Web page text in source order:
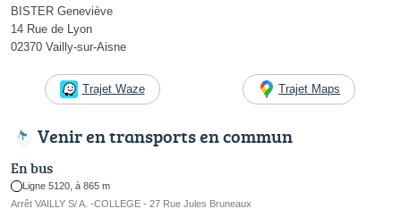
BISTER Geneviève
14 Rue de Lyon
02370 Vailly-sur-Aisne
Trajet Waze Trajet Maps
Venir en transports en commun
En bus
Ligne 5120, à 865 m
Arrêt VAILLY S/ A. -COLLEGE - 27 Rue Jules Bruneaux